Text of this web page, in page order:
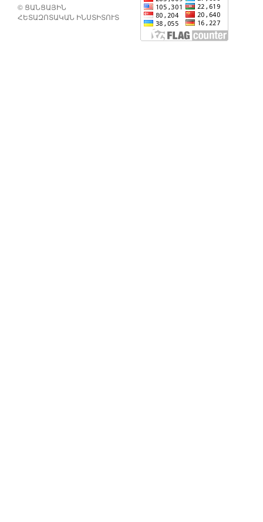
© ՑԱՆՑԱՅԻՆ
ՀԵՏԱԶՈՏԱԿԱՆ ԻՆՍՏԻՏՈՒՏ